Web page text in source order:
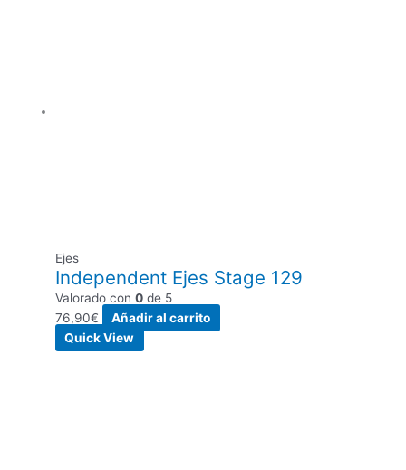
Ejes
Independent Ejes Stage 129
Valorado con0 de 5
76,90€
Añadir al carrito
Quick View